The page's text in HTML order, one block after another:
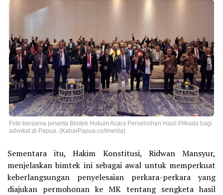
Foto bersama peserta Bimtek Hukum Acara Perselisihan Hasil Pilkada bagi
advokat di Papua. (KabarPapua.co/Imelda)
Sementara itu, Hakim Konstitusi, Ridwan Mansyur,
menjelaskan bimtek ini sebagai awal untuk memperkuat
keberlangsungan penyelesaian perkara-perkara yang
diajukan permohonan ke MK tentang sengketa hasil